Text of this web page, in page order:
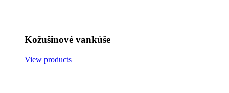
Kožušinové vankúše
View products